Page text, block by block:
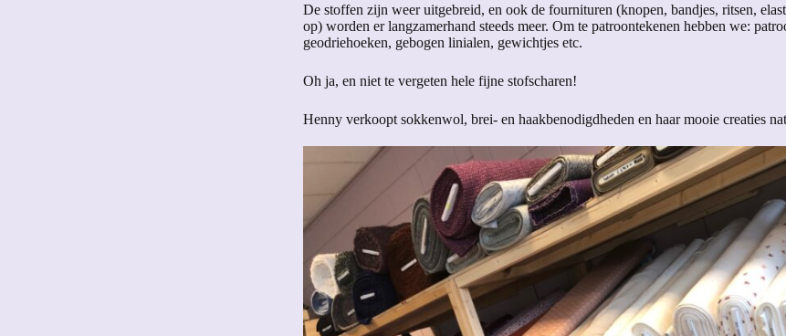
De stoffen zijn weer uitgebreid, en ook de fournituren (knopen, bandjes, ritsen,
op) worden er langzamerhand steeds meer. Om te patroontekenen hebben we:
geodriehoeken, gebogen linialen, gewichtjes etc.
Oh ja, en niet te vergeten hele fijne stofscharen!
Henny verkoopt sokkenwol, brei- en haakbenodigdheden en haar mooie creaties